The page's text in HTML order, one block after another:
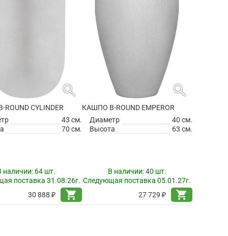
search
CYLINDER
43 см.
70 см.
наличии: 64 шт.
поставка 31.08.26г.
30 888 ₽
shopping_cart
search
КАШПО B-ROUND EMPEROR
Диаметр
40 см.
Высота
63 см.
В наличии:40 шт.
Следующая поставка 05.01.27г.
27 729 ₽
shopping_cart